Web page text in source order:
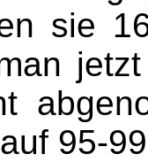
sie
95-